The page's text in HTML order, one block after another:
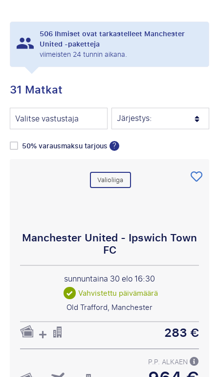
506Ihmiset ovat tarkastelleet Manchester
United -paketteja
viimeisten 24 tunnin aikana.
31 Matkat
Valitse vastustaja Järjestys:
50% varausmaksu tarjous ?
Valioliiga
Manchester United - Ipswich Town
FC
sunnuntaina 30 elo16:30
Vahvistettu päivämäärä
Old Trafford, Manchester
283 €
P.P. ALKAEN